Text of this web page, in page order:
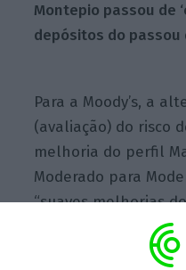
Montepio passou de
depósitos do passou
Para a Moody’s, a
(avaliação) do risco
melhoria do perfil
Moderado para
“suaves melhorias
como resultado da
de transformação